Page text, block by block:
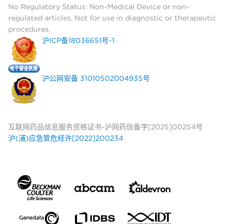
No Regulatory Status: Non-Medical Device or non-
regulated articles. Not for use in diagnostic or therapeutic
procedures.
沪ICP备18036651号-1
沪公网安备 31010502004935号
互联网药品信息服务资格证书-沪网药信备字[2025]00254号
沪(浦)应急管危经许[2022]200234